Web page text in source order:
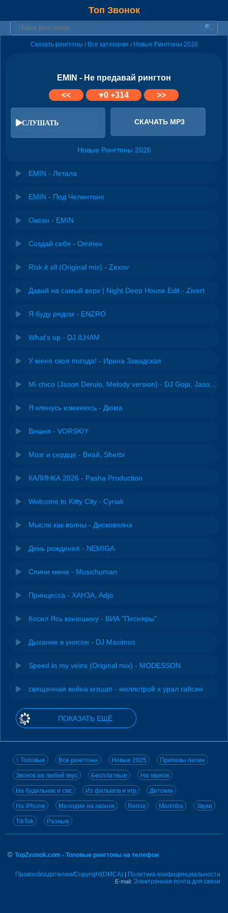
Топ Звонок
Скачать рингтоны / Все категории / Новые Рингтоны 2026
EMIN - Не предавай рингтон
<<
♥0+314 >>
СЛУШАТЬ СКАЧАТЬ MP3
Новые Рингтоны 2026
EMIN - Летала
EMIN - Под Челентано
Океан - EMIN
Создай себя - Ominex
Risk it all (Original mix) - Zexov
Давай на самый верх | Night Deep House Edit - Zivert
Я буду рядом - ENZRO
What's up - DJ.ILHAM
У меня своя погода! - Ирина Завадская
Я клянусь изменюсь - Дюма
Вишня - VORSKIY
Мозг и сердце - Виай, Sherbi
КАЛИНКА 2026 - Pasha Production
Welcome to Kitty City - Cyriak
Мысли как волны - Дисковолна
День рождения - NEMIGA
Спини мене - Musichuman
Принцесса - ХАНЗА, Adjo
Косил Ясь конюшину - ВИА "Песняры"
Дыхание в унисон - DJ Maximus
Speed in my veins (Original mix) - MODESSON
священная война мэшап - меллстрой х урал гайсин
ПОКАЗАТЬ ЕЩЁ
↑ Топовые Все рингтоны Новые 2025 Припевы песен
Звонок на любой вкус Бесплатные На звонок
На будильник и смс Из фильмов и игр Детские
На iPhone Мелодии на звонок Remix Marimba Звуки
TikTok Разные
© TopZvonok.com - Топовые рингтоны на телефон
Правообладателям/Copyright(DMCA) | Политика конфиденциальности
E-mail: Электронная почта для связи